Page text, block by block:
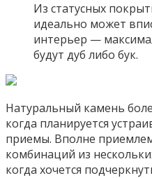
Из статусных
идеально может
интерьер —
будут дуб либо бук.
Натуральный камень
когда планируется
приемы. Вполне
комбинаций из
когда хочется